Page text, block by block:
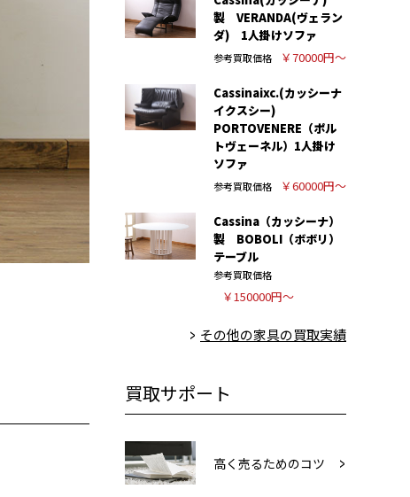
製 VERANDA(ヴェラン
ダ) 1人掛けソファ
参考買取価格 ￥70000円～
Cassinaixc.(カッシーナ
イクスシー)
PORTOVENERE（ポル
トヴェーネル）1人掛け
ソファ
参考買取価格 ￥60000円～
Cassina（カッシーナ）
製 BOBOLI（ボボリ）
テーブル
参考買取価格
￥150000円～
その他の家具の買取実績
買取サポート
高く売るためのコツ